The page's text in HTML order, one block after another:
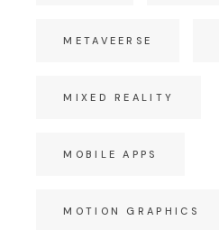
METAVEERSE
MIXED REALITY
MOBILE APPS
MOTION GRAPHICS